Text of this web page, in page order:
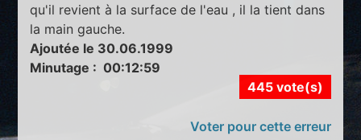
qu'il revient à la surface de l'eau , il la tient dans
la main gauche.
Ajoutée le 30.06.1999
Minutage : 00:12:59
445 vote(s)
Voter pour cette erreur